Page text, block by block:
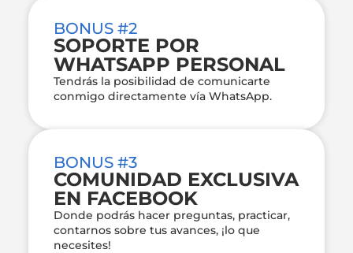
BONUS #2
SOPORTE POR
WHATSAPP PERSONAL
Tendrás la posibilidad de comunicarte
conmigo directamente vía WhatsApp.
BONUS #3
COMUNIDAD EXCLUSIVA
EN FACEBOOK
Donde podrás hacer preguntas, practicar,
contarnos sobre tus avances, ¡lo que
necesites!